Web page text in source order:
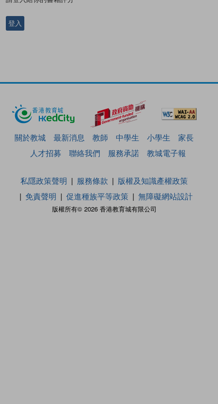
登入
關於教城 最新消息 教師 中學生 小學生
家長
人才招募
聯絡我們 服務承諾 教城電子報
版權所有© 2026 香港教育城有限公司
私隱政策聲明 服務條款
版權及知識產權政策
免責聲明
促進種族平等政策 無障礙網站設計